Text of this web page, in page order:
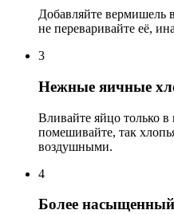
Добавляйте вермишель
не переваривайте её,
3
Нежные яичные
Вливайте яйцо только
помешивайте, так
воздушными.
4
Более